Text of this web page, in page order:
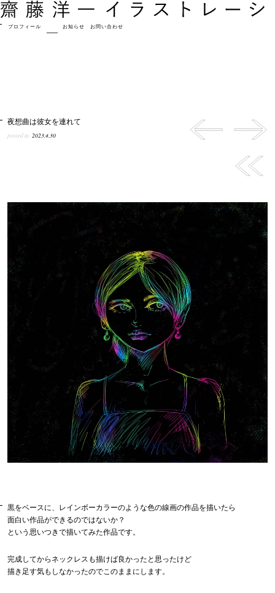
プロフィール お知らせ お問い合わせ
夜想曲は彼女を連れて
posted at 2023.4.30
黒をベースに、レインボーカラーのような色の線画の作品を描いたら
面白い作品ができるのではないか？
という思いつきで描いてみた作品です。
完成してからネックレスも描けば良かったと思ったけど
描き足す気もしなかったのでこのままにします。